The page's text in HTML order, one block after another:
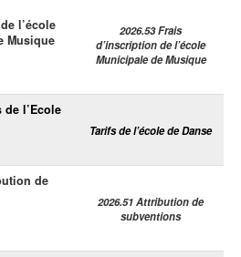
l’école
Musique
2026.53 Frais
d’inscription de l’école
Municipale de Musique
de l’Ecole
Tarifs de l’école de Danse
de
2026.51 Attribution de
subventions